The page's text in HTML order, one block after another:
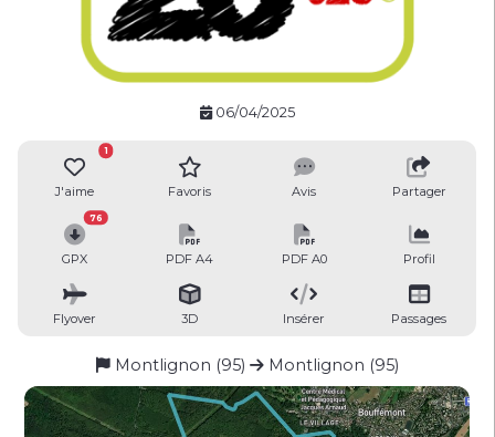
06/04/2025
J'aime
1
Favoris Avis Partager
GPX
76
PDF A4 PDF A0 Profil
Flyover 3D Insérer Passages
Montlignon (95) Montlignon (95)